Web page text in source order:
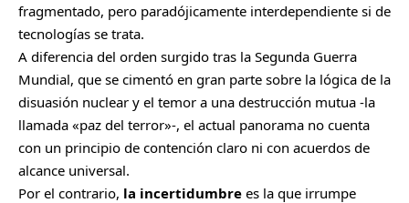
fragmentado, pero paradójicamente interdependiente si de
tecnologías se trata.
A diferencia del orden surgido tras la Segunda Guerra
Mundial, que se cimentó en gran parte sobre la lógica de la
disuasión nuclear y el temor a una destrucción mutua -la
llamada «paz del terror»-, el actual panorama no cuenta
con un principio de contención claro ni con acuerdos de
alcance universal.
Por el contrario, la incertidumbre es la que irrumpe